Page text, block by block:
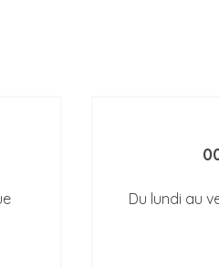
Du lundi au